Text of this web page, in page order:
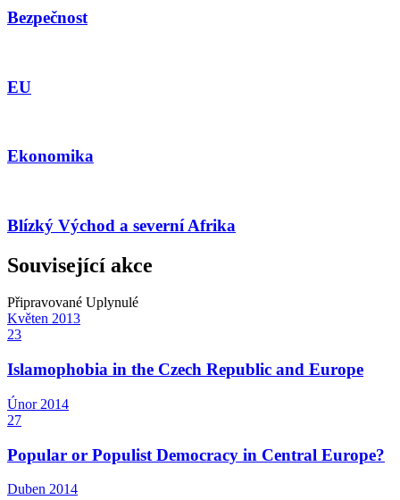
Bezpečnost
EU
Ekonomika
Blízký Východ a severní Afrika
Související akce
Připravované Uplynulé
Květen 2013
23
Islamophobia in the Czech Republic and Europe
Únor 2014
27
Popular or Populist Democracy in Central Europe?
Duben 2014